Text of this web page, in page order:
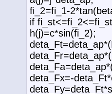
fi_2=fi_1-
if
h(j)=c*sin(fi_2);
deta_Fx=-